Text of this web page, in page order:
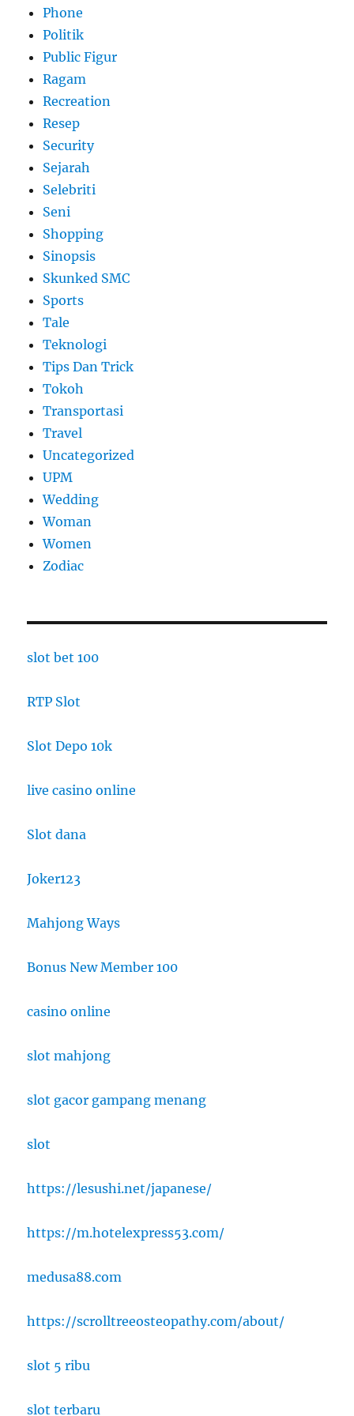
Phone
Politik
Public Figur
Ragam
Recreation
Resep
Security
Sejarah
Selebriti
Seni
Shopping
Sinopsis
Skunked SMC
Sports
Tale
Teknologi
Tips Dan Trick
Tokoh
Transportasi
Travel
Uncategorized
UPM
Wedding
Woman
Women
Zodiac
slot bet 100
RTP Slot
Slot Depo 10k
live casino online
Slot dana
Joker123
Mahjong Ways
Bonus New Member 100
casino online
slot mahjong
slot gacor gampang menang
slot
https://lesushi.net/japanese/
https://m.hotelexpress53.com/
medusa88.com
https://scrolltreeosteopathy.com/about/
slot 5 ribu
slot terbaru